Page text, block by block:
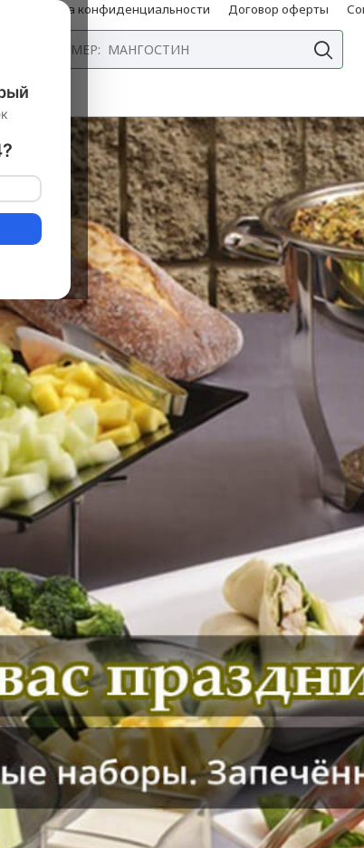
Политика конфиденциальности Договор оферты